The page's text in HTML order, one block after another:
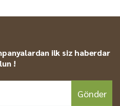
ilk siz haberdar
!
Gönder